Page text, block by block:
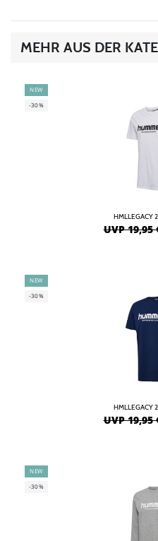
MEHR AUS DER
NEW
-30%
HMLLEGACY
UVP 19,95
NEW
-30%
HMLLEGACY
UVP 19,95
NEW
-30%